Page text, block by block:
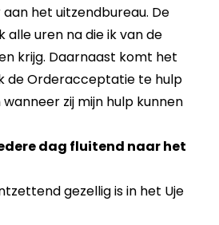
het uitzendbureau. De
alle uren na die ik van de
krijg. Daarnaast komt het
de Orderacceptatie te hulp
zij mijn hulp kunnen
dag fluitend naar het
gezellig is in het Uje